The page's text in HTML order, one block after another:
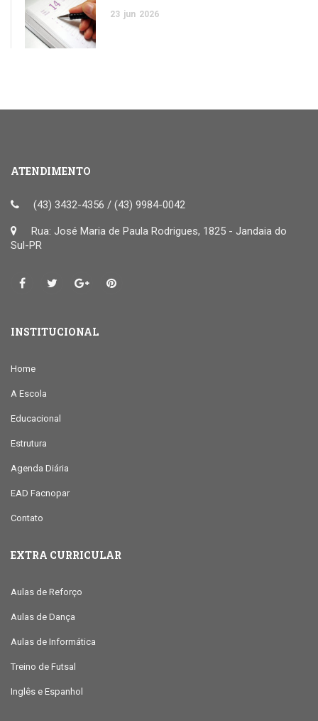
23 jun 2026
ATENDIMENTO
(43) 3432-4356 / (43) 9984-0042
Rua: José Maria de Paula Rodrigues, 1825 - Jandaia do
Sul-PR
INSTITUCIONAL
Home
A Escola
Educacional
Estrutura
Agenda Diária
EAD Facnopar
Contato
EXTRA CURRICULAR
Aulas de Reforço
Aulas de Dança
Aulas de Informática
Treino de Futsal
Inglês e Espanhol